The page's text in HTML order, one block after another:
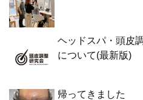
ヘッドスパ・頭皮
について(最新版)
帰ってきました